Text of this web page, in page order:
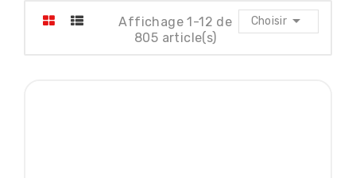
Choisir 
Affichage 1-12 de
805 article(s)